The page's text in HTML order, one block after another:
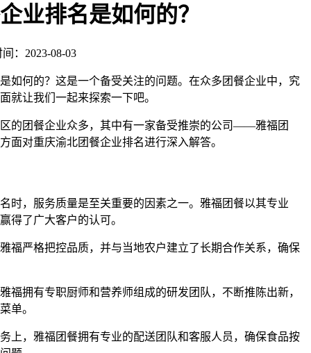
业排名是如何的？
：2023-08-03
如何的？这是一个备受关注的问题。在众多团餐企业中，究
就让我们一起来探索一下吧。
的团餐企业众多，其中有一家备受推崇的公司——雅福团
面对重庆渝北团餐企业排名进行深入解答。
时，服务质量是至关重要的因素之一。雅福团餐以其专业
得了广大客户的认可。
福严格把控品质，并与当地农户建立了长期合作关系，确保
福拥有专职厨师和营养师组成的研发团队，不断推陈出新，
单。
上，雅福团餐拥有专业的配送团队和客服人员，确保食品按